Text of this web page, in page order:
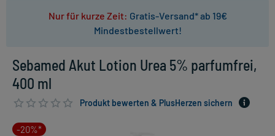
Nur für kurze Zeit: Gratis-Versand* ab 19€
Mindestbestellwert!
Sebamed Akut Lotion Urea 5% parfumfrei,
400 ml
Produkt bewerten & PlusHerzen sichern
-20%*